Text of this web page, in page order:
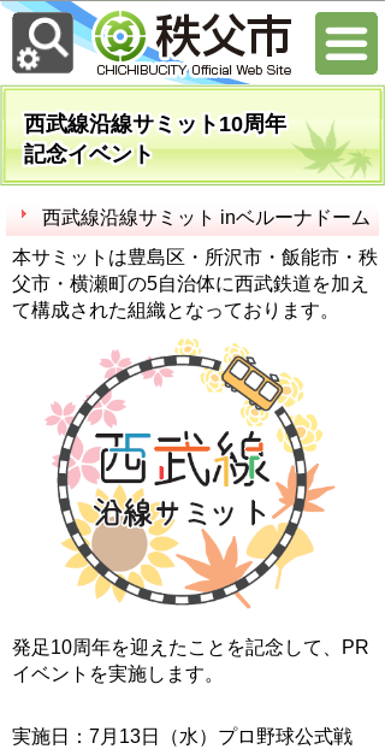
西武線沿線サミット10周年
記念イベント
西武線沿線サミット inベルーナドーム
本サミットは豊島区・所沢市・飯能市・秩
父市・横瀬町の5自治体に西武鉄道を加え
て構成された組織となっております。
発足10周年を迎えたことを記念して、PR
イベントを実施します。
実施日：7月13日（水）プロ野球公式戦